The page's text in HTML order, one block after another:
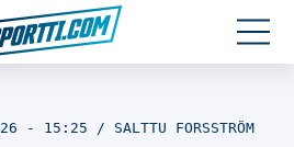
- 15:25 SALTTU FORSSTRÖM